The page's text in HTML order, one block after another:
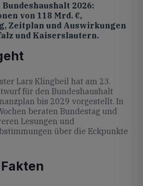
2026:
von 118 Mrd. €,
Zeitplan und Auswirkungen
und Kaiserslautern.
Lars Klingbeil hat am 23.
für den Bundeshaushalt
bis 2029 vorgestellt. In
beraten Bundestag und
Lesungen und
über die Eckpunkte